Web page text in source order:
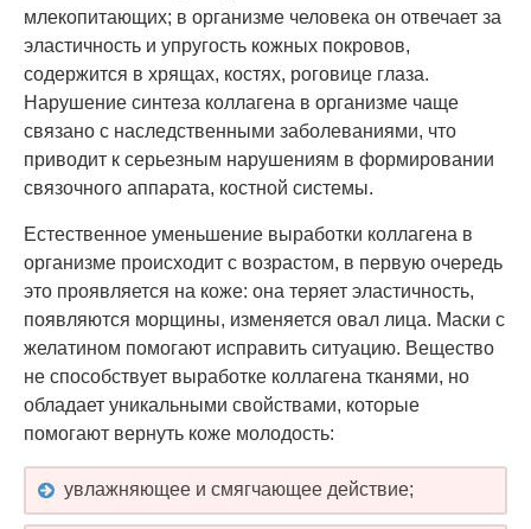
млекопитающих; в организме человека он отвечает за
эластичность и упругость кожных покровов,
содержится в хрящах, костях, роговице глаза.
Нарушение синтеза коллагена в организме чаще
связано с наследственными заболеваниями, что
приводит к серьезным нарушениям в формировании
связочного аппарата, костной системы.
Естественное уменьшение выработки коллагена в
организме происходит с возрастом, в первую очередь
это проявляется на коже: она теряет эластичность,
появляются морщины, изменяется овал лица. Маски с
желатином помогают исправить ситуацию. Вещество
не способствует выработке коллагена тканями, но
обладает уникальными свойствами, которые
помогают вернуть коже молодость:
увлажняющее и смягчающее действие;